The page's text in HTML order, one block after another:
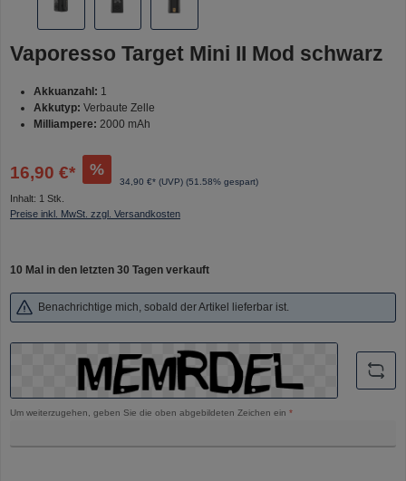
Vaporesso Target Mini II Mod schwarz
Akkuanzahl: 1
Akkutyp: Verbaute Zelle
Milliampere: 2000 mAh
16,90 €* %
34,90 €* (UVP) (51.58% gespart)
Inhalt: 1 Stk.
Preise inkl. MwSt. zzgl. Versandkosten
10 Mal in den letzten 30 Tagen verkauft
Benachrichtige mich, sobald der Artikel lieferbar ist.
Um weiterzugehen, geben Sie die oben abgebildeten Zeichen ein *